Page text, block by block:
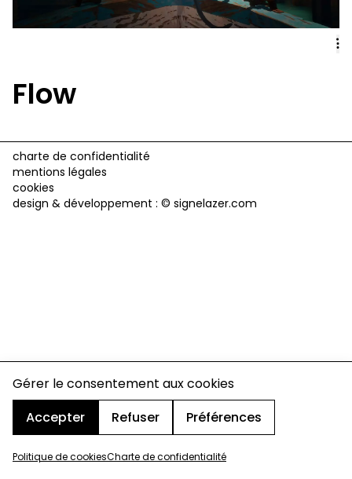
Gérer le consentement aux cookies
Accepter
Refuser Préférences
Politique de cookiesCharte de confidentialité
Journal Vénerie - version papier
Newsletter
A
Flow
charte de confidentialité
mentions légales
cookies
design & développement : © signelazer.com